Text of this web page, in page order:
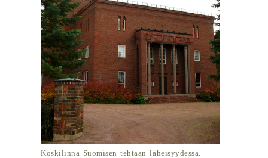
Koskilinna Suomisen tehtaan läheisyydessä.